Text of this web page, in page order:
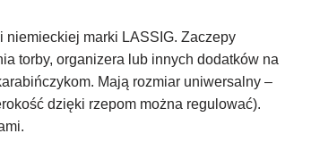
marki LASSIG. Zaczepy
torby, organizera lub innych dodatków na
Mają rozmiar uniwersalny –
dzięki rzepom można regulować).